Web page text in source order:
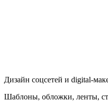
Дизайн соцсетей и digital-
Шаблоны, обложки, ленты,